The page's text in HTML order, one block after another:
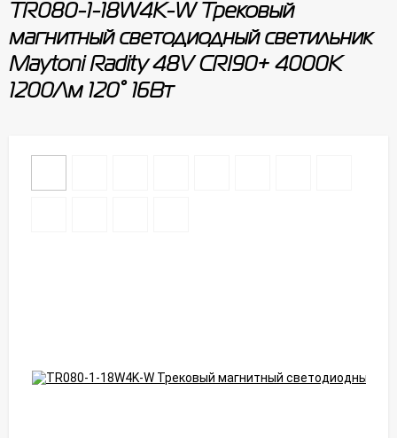
TR080-1-18W4K-W Трековый
магнитный светодиодный светильник
Maytoni Radity 48V CRI90+ 4000К
1200Лм 120° 16Вт